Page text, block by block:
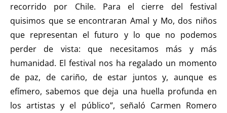
recorrido por Chile. Para el cierre del festival
quisimos que se encontraran Amal y Mo, dos niños
que representan el futuro y lo que no podemos
perder de vista: que necesitamos más y más
humanidad. El festival nos ha regalado un momento
de paz, de cariño, de estar juntos y, aunque es
efímero, sabemos que deja una huella profunda en
los artistas y el público”, señaló Carmen Romero